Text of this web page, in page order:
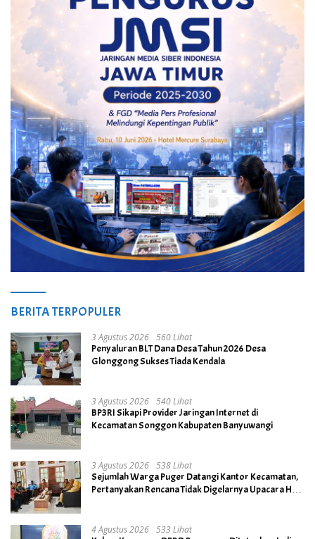
BERITA TERPOPULER
3 Agustus 2026 560 Lihat
Penyaluran BLT Dana Desa Tahun 2026 Desa
Glonggong Sukses Tiada Kendala
3 Agustus 2026 540 Lihat
BP3RI Sikapi Provider Jaringan Internet di
Kecamatan Songgon Kabupaten Banyuwangi
3 Agustus 2026 538 Lihat
Sejumlah Warga Puger Datangi Kantor Kecamatan,
Pertanyakan Rencana Tidak Digelarnya Upacara HUT
4 Agustus 2026 533 Lihat